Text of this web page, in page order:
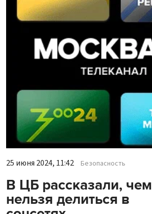
25 июня 2024, 11:42 Безопасность
В ЦБ рассказали, чем
нельзя делиться в